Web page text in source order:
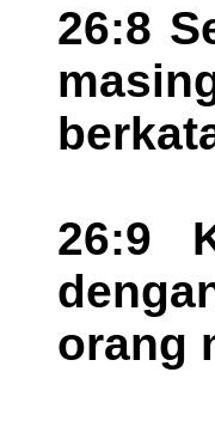
26:8
26:9
orang